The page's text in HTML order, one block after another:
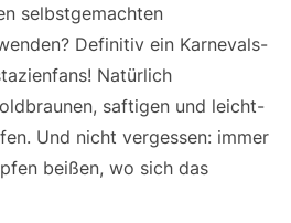
selbstgemachten
Definitiv ein Karnevals-
Natürlich
saftigen und leicht-
Und nicht vergessen: immer
beißen, wo sich das